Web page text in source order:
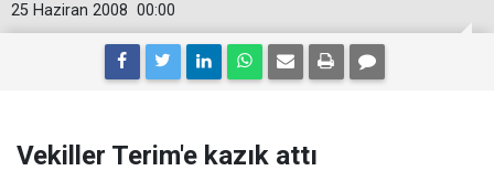
00:00
25 Haziran 2008
Vekiller Terim'e kazık attı